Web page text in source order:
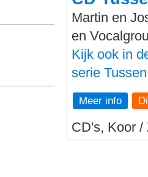
Martin en
en
Kijk ook in
serie
Meer info
CD's, Koor /